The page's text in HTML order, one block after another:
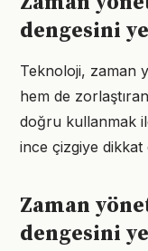
dengesini
Teknoloji, zaman
hem de
doğru kullanmak
ince çizgiye
Zaman
dengesini